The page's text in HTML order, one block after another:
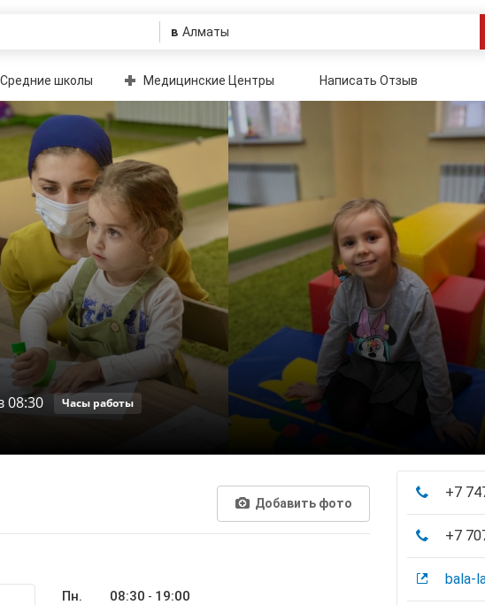
в
Средние школы Медицинские Центры Написать Отзыв
08:30 Часы работы
Добавить фото
Пн. 08:30 - 19:00
+7
+7
bala-